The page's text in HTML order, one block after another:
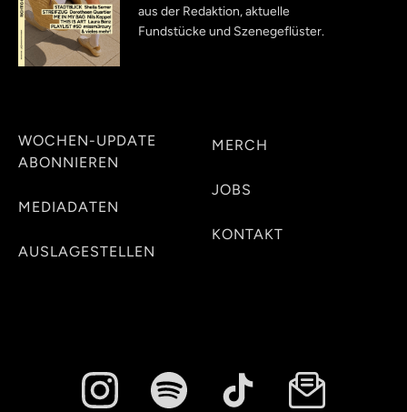
aus der Redaktion, aktuelle
Fundstücke und Szenegeflüster.
WOCHEN-UPDATE
ABONNIEREN
MEDIADATEN
AUSLAGESTELLEN
MERCH
JOBS
KONTAKT